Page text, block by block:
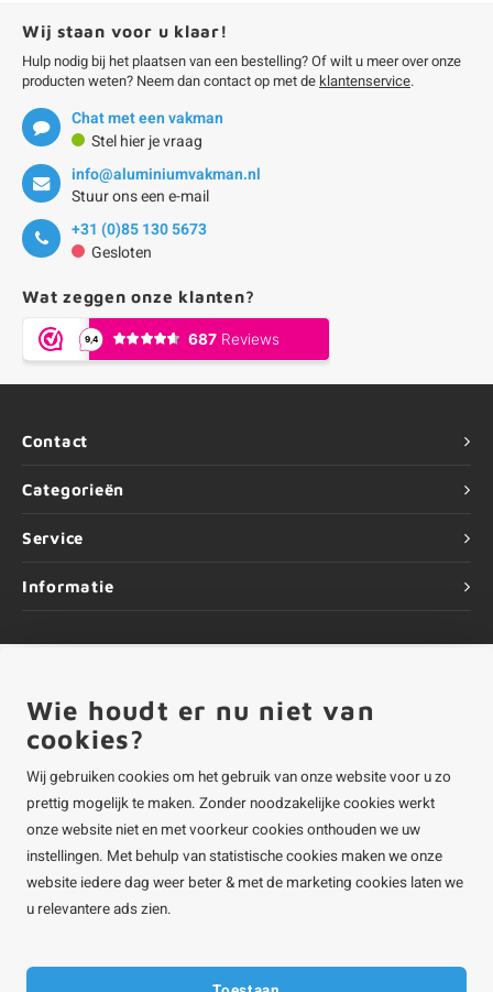
Wij staan voor u klaar!
Hulp nodig bij het plaatsen van een bestelling? Of wilt u meer over onze
producten weten? Neem dan contact op met de klantenservice.
Chat met een vakman
Stel hier je vraag
info@aluminiumvakman.nl
Stuur ons een e-mail
+31 (0)85 130 5673
Gesloten
Wat zeggen onze klanten?
Contact
Categorieën
Service
Informatie
©Copyright2026 ALUMINIUMvakman - Powered byLightspeed
ALUMINIUMvakman is onderdeel vanRoca Online BV
Wie houdt er nu niet van
cookies?
Wij gebruiken cookies om het gebruik van onze website voor u zo
prettig mogelijk te maken. Zonder noodzakelijke cookies werkt
onze website niet en met voorkeur cookies onthouden we uw
instellingen. Met behulp van statistische cookies maken we onze
website iedere dag weer beter & met de marketing cookies laten we
u relevantere ads zien.